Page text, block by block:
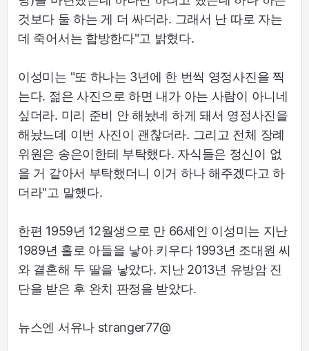
것보다 둘 하는 게 더 싸더라. 그래서 난 따로 자는
데 죽어서는 합방한다"고 밝혔다.
이성미는 "또 하나는 3년에 한 번씩 영정사진을 찍
는다. 젊은 사진으로 하면 내가 아는 사람이 아니네
싶더라. 미리 준비 안 해놨네 하게 돼서 영정사진을
해놨느데 이번 사진이 괜찮더라. 그리고 전체 장례
위원은 송은이한테 부탁했다. 자식들은 정신이 없
을 거 같아서 부탁했더니 이거 하나 해주겠다고 하
더라"고 말했다.
한편 1959년 12월생으로 만 66세인 이성미는 지난
1989년 홀로 아들을 낳아 키우다 1993년 조대원 씨
와 결혼해 두 딸을 낳았다. 지난 2013년 유방암 진
단을 받은 후 완치 판정을 받았다.
뉴스엔 서유나 stranger77@